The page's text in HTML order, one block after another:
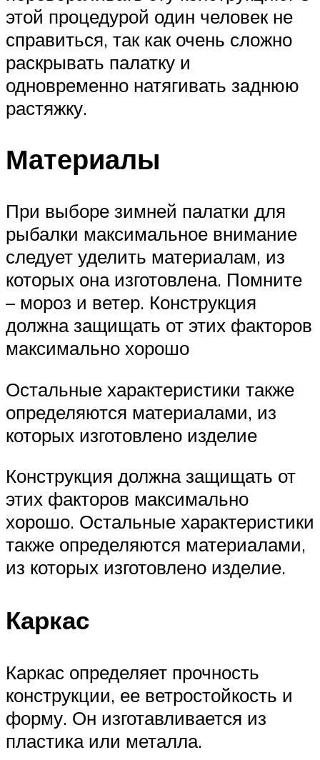
этой процедурой один человек не
справиться, так как очень сложно
раскрывать палатку и
одновременно натягивать заднюю
растяжку.
Материалы
При выборе зимней палатки для
рыбалки максимальное внимание
следует уделить материалам, из
которых она изготовлена. Помните
– мороз и ветер. Конструкция
должна защищать от этих факторов
максимально хорошо
Остальные характеристики также
определяются материалами, из
которых изготовлено изделие
Конструкция должна защищать от
этих факторов максимально
хорошо. Остальные характеристики
также определяются материалами,
из которых изготовлено изделие.
Каркас
Каркас определяет прочность
конструкции, ее ветростойкость и
форму. Он изготавливается из
пластика или металла.